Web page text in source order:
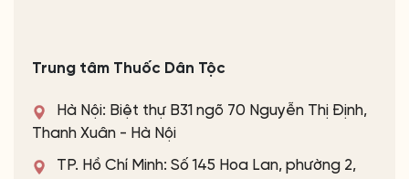
Trung tâm Thuốc Dân Tộc
Hà Nội: Biệt thự B31 ngõ 70 Nguyễn Thị Định,
Thanh Xuân - Hà Nội
TP. Hồ Chí Minh: Số 145 Hoa Lan, phường 2,